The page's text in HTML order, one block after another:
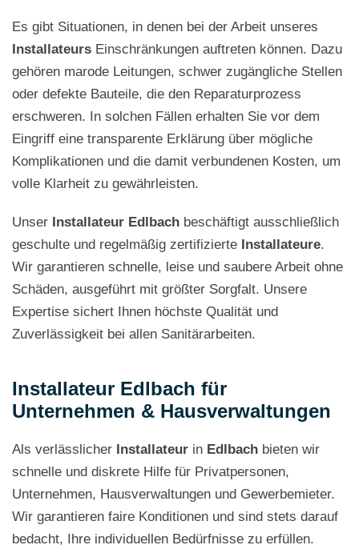
Es gibt Situationen, in denen bei der Arbeit unseres
Installateurs Einschränkungen auftreten können. Dazu
gehören marode Leitungen, schwer zugängliche Stellen
oder defekte Bauteile, die den Reparaturprozess
erschweren. In solchen Fällen erhalten Sie vor dem
Eingriff eine transparente Erklärung über mögliche
Komplikationen und die damit verbundenen Kosten, um
volle Klarheit zu gewährleisten.
Unser Installateur Edlbach beschäftigt ausschließlich
geschulte und regelmäßig zertifizierte Installateure.
Wir garantieren schnelle, leise und saubere Arbeit ohne
Schäden, ausgeführt mit größter Sorgfalt. Unsere
Expertise sichert Ihnen höchste Qualität und
Zuverlässigkeit bei allen Sanitärarbeiten.
Installateur Edlbach für
Unternehmen & Hausverwaltungen
Als verlässlicher Installateur in Edlbach bieten wir
schnelle und diskrete Hilfe für Privatpersonen,
Unternehmen, Hausverwaltungen und Gewerbemieter.
Wir garantieren faire Konditionen und sind stets darauf
bedacht, Ihre individuellen Bedürfnisse zu erfüllen.